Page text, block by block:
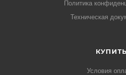
Политика
Техническая
КУПИТЬ
Условия